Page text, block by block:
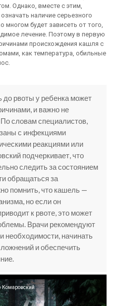
Однако, вместе с этим,
наличие серьезного
многом будет зависеть от того,
лечение. Поэтому в первую
происхождения кашля с
как температура, обильные
рвоты у ребенка может
и важно не
словам специалистов,
с инфекциями
реакциями или
подчеркивает, что
следить за состоянием
обращаться за
помнить, что кашель —
но если он
к рвоте, это может
Врачи рекомендуют
необходимости, начинать
и обеспечить
Комаровский